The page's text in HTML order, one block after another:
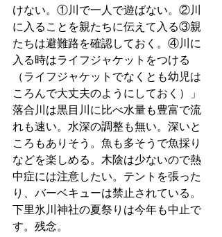
けない。①川で一人で遊ばない。②川
に入ることを親たちに伝えて入る③親
たちは避難路を確認しておく。④川に
入る時はライフジャケットをつける
（ライフジャケットでなくとも幼児は
ころんで大丈夫のようにしておく）」
落合川は黒目川に比べ水量も豊富で流
れも速い。水深の調整も無い。深いと
ころもありそう。魚も多そうで魚採り
などを楽しめる。木陰は少ないので熱
中症には注意したい。テントを張った
り、バーベキューは禁止されている。
下里氷川神社の夏祭りは今年も中止で
す。残念。